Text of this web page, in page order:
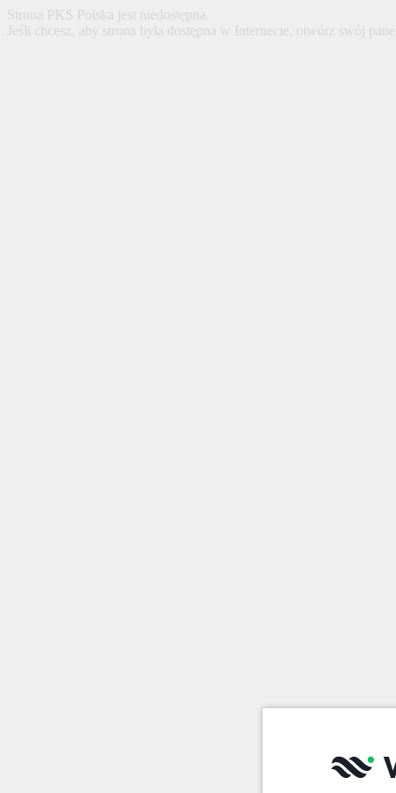
Strona PKS Polska jest niedostępna.
Jeśli chcesz, aby strona była dostępna w Internecie, otwórz swój